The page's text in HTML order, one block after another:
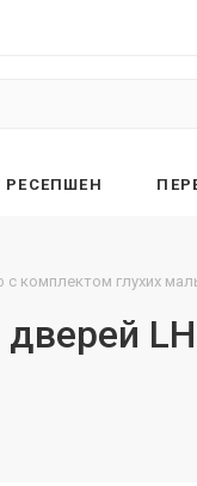
РЕСЕПШЕН
комплектом глухих